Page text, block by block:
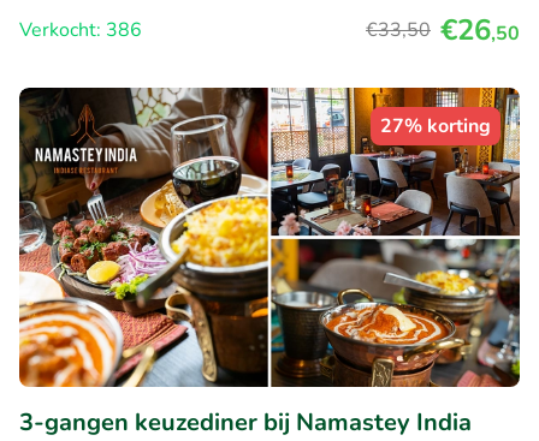
Verkocht: 386
€33,50 €26,50
27% korting
3-gangen keuzediner bij Namastey India